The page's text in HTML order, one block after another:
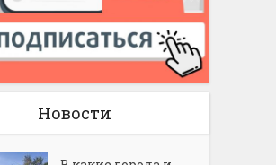
Новости